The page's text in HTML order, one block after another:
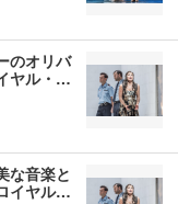
のオリバ
ヤル・…
な音楽と
イヤル…